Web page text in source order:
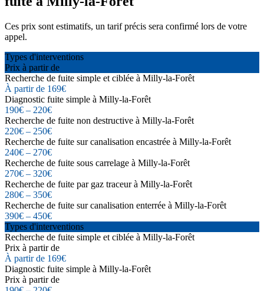
Ces prix sont estimatifs, un tarif précis sera confirmé lors de votre
appel.
Types d'interventions
Prix à partir de
Recherche de fuite simple et ciblée à Milly-la-Forêt
À partir de 169€
Diagnostic fuite simple à Milly-la-Forêt
190€ – 220€
Recherche de fuite non destructive à Milly-la-Forêt
220€ – 250€
Recherche de fuite sur canalisation encastrée à Milly-la-Forêt
240€ – 270€
Recherche de fuite sous carrelage à Milly-la-Forêt
270€ – 320€
Recherche de fuite par gaz traceur à Milly-la-Forêt
280€ – 350€
Recherche de fuite sur canalisation enterrée à Milly-la-Forêt
390€ – 450€
Types d'interventions
Recherche de fuite simple et ciblée à Milly-la-Forêt
Prix à partir de
À partir de 169€
Diagnostic fuite simple à Milly-la-Forêt
Prix à partir de